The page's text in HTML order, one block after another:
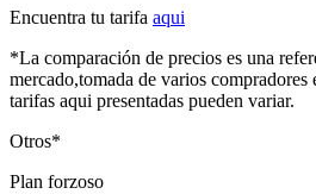
Encuentra tu tarifa aqui
*La comparación de precios es una
mercado,tomada de varios
tarifas aqui presentadas pueden variar.
Otros*
Plan forzoso